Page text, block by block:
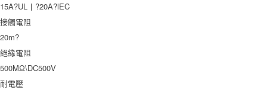
15A?UL丨?20A?lEC
接觸電阻
20m?
絕緣電阻
500MΩ\DC500V
耐電壓